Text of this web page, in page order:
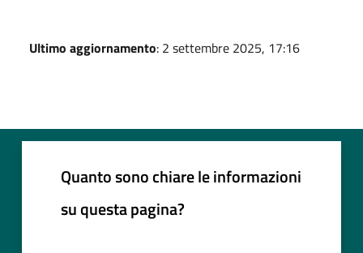
Ultimo aggiornamento: 2 settembre 2025, 17:16
Quanto sono chiare le informazioni
su questa pagina?